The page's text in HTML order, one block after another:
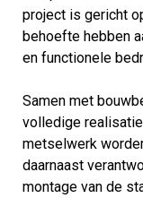
project is gericht
behoefte hebben
en functionele
Samen met
volledige
metselwerk
daarnaast
montage van de